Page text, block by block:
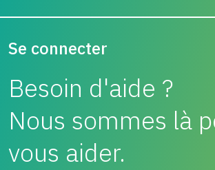
Se connecter
Besoin d'aide ?
Nous sommes là
vous aider.